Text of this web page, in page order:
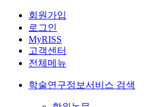
회원가입
로그인
MyRISS
고객센터
전체메뉴
학술연구정보서비스 검색